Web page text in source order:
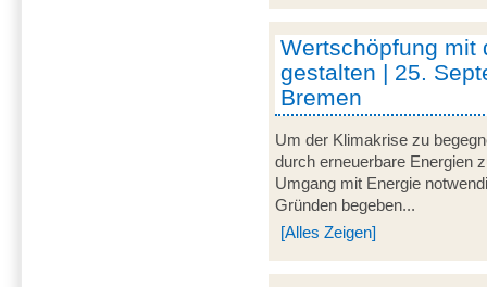
Wertschöpfung mit
gestalten | 25.
Bremen
Um der Klimakrise zu
durch erneuerbare Energien
Umgang mit Energie
Gründen begeben...
[Alles Zeigen]